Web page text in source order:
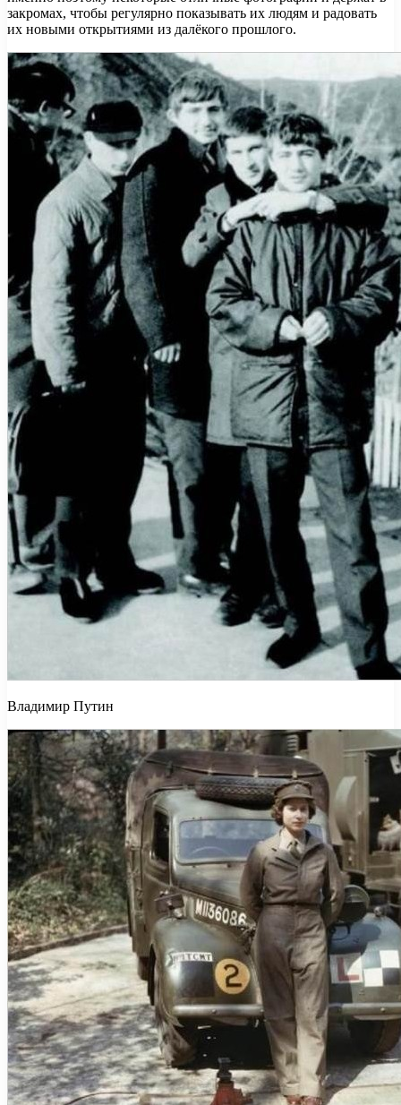
закромах, чтобы регулярно показывать их людям и радовать
их новыми открытиями из далёкого прошлого.
Владимир Путин